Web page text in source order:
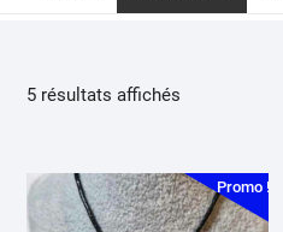
5 résultats affichés
récent
au
Promo !